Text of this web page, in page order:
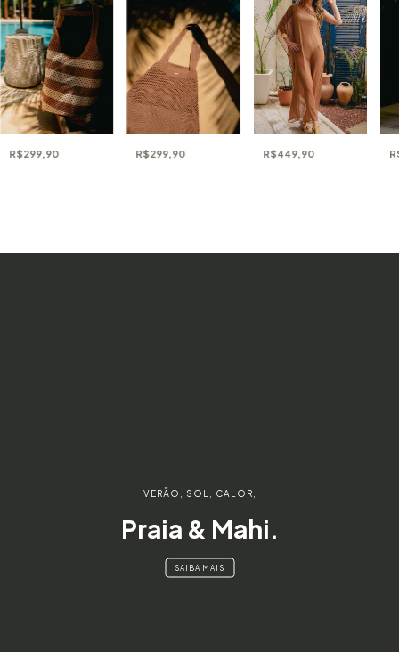
R$299,90 R$299,90 R$449,90
VERÃO, SOL, CALOR,
Praia & Mahi.
SAIBA MAIS